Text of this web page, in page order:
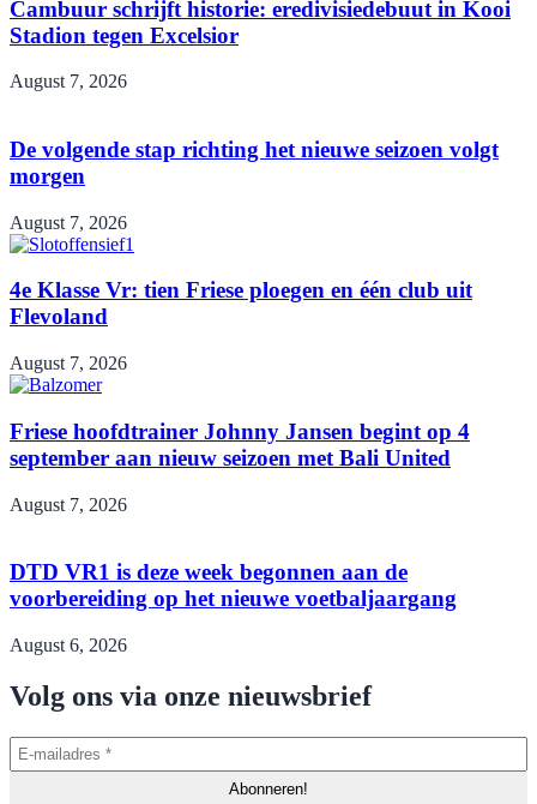
Cambuur schrijft historie: eredivisiedebuut in Kooi
Stadion tegen Excelsior
August 7, 2026
De volgende stap richting het nieuwe seizoen volgt
morgen
August 7, 2026
4e Klasse Vr: tien Friese ploegen en één club uit
Flevoland
August 7, 2026
Friese hoofdtrainer Johnny Jansen begint op 4
september aan nieuw seizoen met Bali United
August 7, 2026
DTD VR1 is deze week begonnen aan de
voorbereiding op het nieuwe voetbaljaargang
August 6, 2026
Volg ons via onze nieuwsbrief